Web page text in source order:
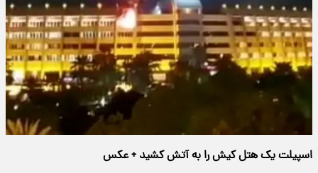
اسپیلت یک هتل کیش را به آتش کشید + عکس